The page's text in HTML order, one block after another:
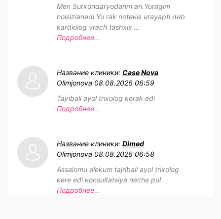
Men Surxondaryodanm an.Yuragim
holsizlanadi.Yu rak notekis urayapti deb
kardiolog vrach tashxis ...
Подробнее...
Название клиники: Case Nova
Olimjonova 08.08.2026 06:59
Tajribali ayol trixolog kerak edi
Подробнее...
Название клиники: Dimed
Olimjonova 08.08.2026 06:58
Assalomu alekum tajribali ayol trixolog
kere edi konsultatsiya necha pul
Подробнее...